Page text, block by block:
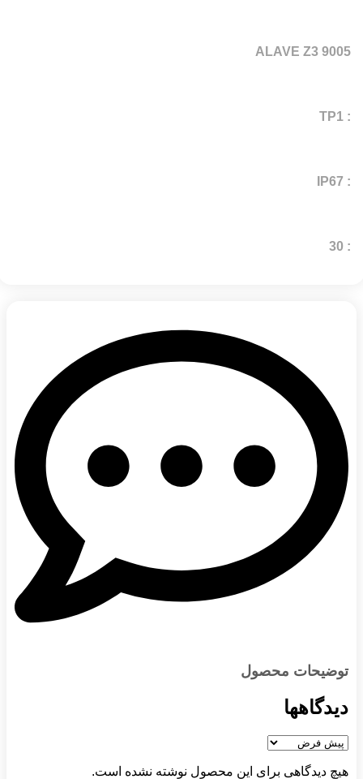
ALAVE Z3 9005
: TP1
: IP67
: 30
توضیحات محصول
دیدگاهها
هیچ دیدگاهی برای این محصول نوشته نشده است.